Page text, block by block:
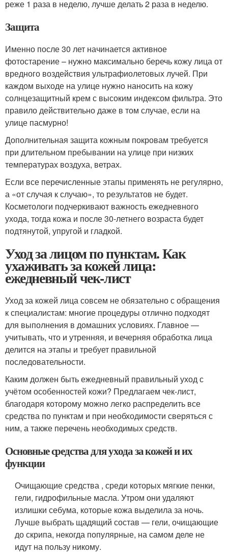
реже 1 раза в неделю, лучше делать 2 раза в неделю.
Защита
Именно после 30 лет начинается активное
фотостарение – нужно максимально беречь кожу лица от
вредного воздействия ультрафиолетовых лучей. При
каждом выходе на улице нужно наносить на кожу
солнцезащитный крем с высоким индексом фильтра. Это
правило действительно даже в том случае, если на
улице пасмурно!
Дополнительная защита кожным покровам требуется
при длительном пребывании на улице при низких
температурах воздуха, ветрах.
Если все перечисленные этапы применять не регулярно,
а «от случая к случаю», то результатов не будет.
Косметологи подчеркивают важность ежедневного
ухода, тогда кожа и после 30-летнего возраста будет
подтянутой, упругой и гладкой.
Уход за лицом по пунктам. Как
ухаживать за кожей лица:
ежедневный чек-лист
Уход за кожей лица совсем не обязательно с обращения
к специалистам: многие процедуры отлично подходят
для выполнения в домашних условиях. Главное —
учитывать, что и утренняя, и вечерняя обработка лица
делится на этапы и требует правильной
последовательности.
Каким должен быть ежедневный правильный уход с
учётом особенностей кожи? Предлагаем чек-лист,
благодаря которому можно легко распределить все
средства по пунктам и при необходимости сверяться с
ним, а также перечень необходимых средств.
Основные средства для ухода за кожей и их
функции
Очищающие средства , среди которых мягкие пенки,
гели, гидрофильные масла. Утром они удаляют
излишки себума, которые кожа выделила за ночь.
Лучше выбрать щадящий состав — гели, очищающие
до скрипа, некогда популярные, на самом деле не
идут на пользу никому.